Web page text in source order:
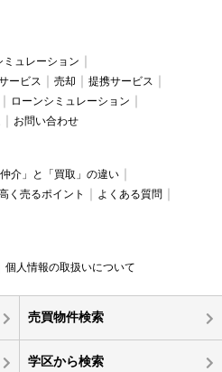
ミュレーション
ービス 売却
提携サービス
ローンシミュレーション
お問い合わせ
仲介」と「買取」の違い
く売るポイント
よくある質問
個人情報の取扱いについて
売買物件検索
学区から検索